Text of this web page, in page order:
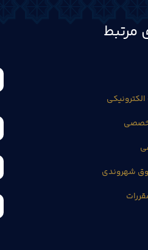
مرتبط
شهروندی